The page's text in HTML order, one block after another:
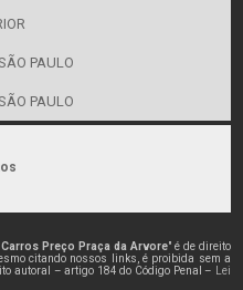
PAULO
PAULO
Preço Praça da Arvore" é de direito
citando nossos links, é proibida sem a
autoral – artigo 184 do Código Penal –
Lei